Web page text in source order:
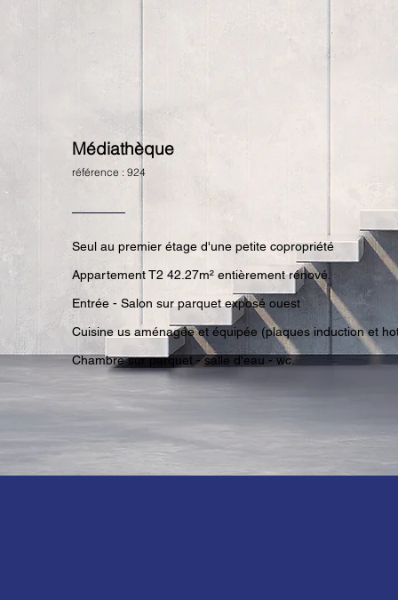
Médiathèque
référence : 924
Seul au premier étage d'une petite copropriété
Appartement T2 42.27m² entièrement rénové.
Entrée - Salon sur parquet exposé ouest
Cuisine us aménagée et équipée (plaques induction et
Chambre sur parquet - salle d'eau - wc.